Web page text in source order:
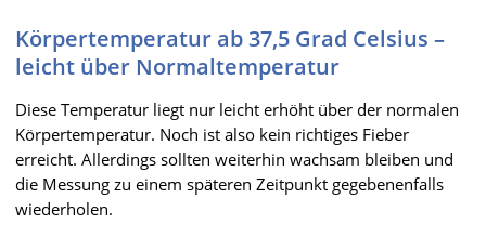
Körpertemperatur ab 37,5 Grad Celsius –
leicht über Normaltemperatur
Diese Temperatur liegt nur leicht erhöht über der normalen
Körpertemperatur. Noch ist also kein richtiges Fieber
erreicht. Allerdings sollten weiterhin wachsam bleiben und
die Messung zu einem späteren Zeitpunkt gegebenenfalls
wiederholen.